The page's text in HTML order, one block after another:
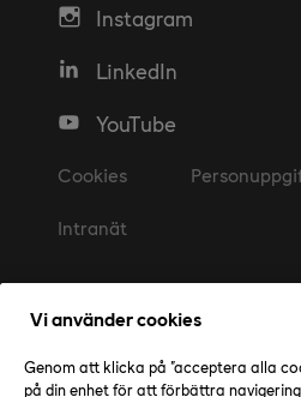
Instagram
LinkedIn
YouTube
Cookies
Intranät
Vi använder cookies
Genom att klicka på "acceptera alla
på din enhet för att förbättra